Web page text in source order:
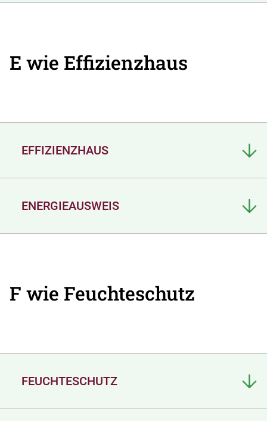
E wie Effizienzhaus
EFFIZIENZHAUS
ENERGIEAUSWEIS
F wie Feuchteschutz
FEUCHTESCHUTZ